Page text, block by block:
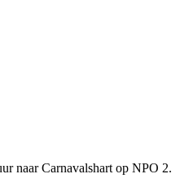
naar Carnavalshart op NPO 2.